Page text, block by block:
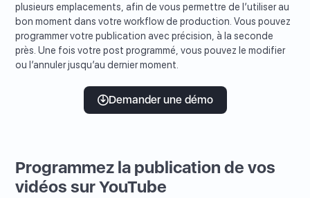
plusieurs emplacements, afin de vous permettre de l’utiliser au
bon moment dans votre workflow de production. Vous pouvez
programmer votre publication avec précision, à la seconde
près. Une fois votre post programmé, vous pouvez le modifier
ou l’annuler jusqu’au dernier moment.
Demander une démo
Programmez la publication de vos
vidéos sur YouTube